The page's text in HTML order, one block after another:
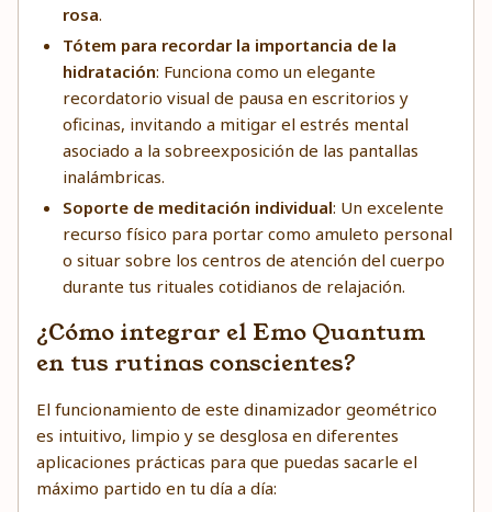
rosa.
Tótem para recordar la importancia de la
hidratación: Funciona como un elegante
recordatorio visual de pausa en escritorios y
oficinas, invitando a mitigar el estrés mental
asociado a la sobreexposición de las pantallas
inalámbricas.
Soporte de meditación individual: Un excelente
recurso físico para portar como amuleto personal
o situar sobre los centros de atención del cuerpo
durante tus rituales cotidianos de relajación.
¿Cómo integrar el Emo Quantum
en tus rutinas conscientes?
El funcionamiento de este dinamizador geométrico
es intuitivo, limpio y se desglosa en diferentes
aplicaciones prácticas para que puedas sacarle el
máximo partido en tu día a día: